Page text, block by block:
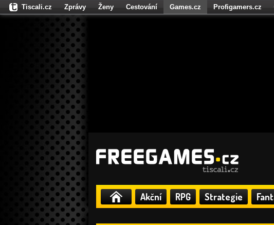
Akční RPG Strategie
Tiscali.cz Zprávy Ženy Cestování Games.cz Profigamers.cz
Fights.cz